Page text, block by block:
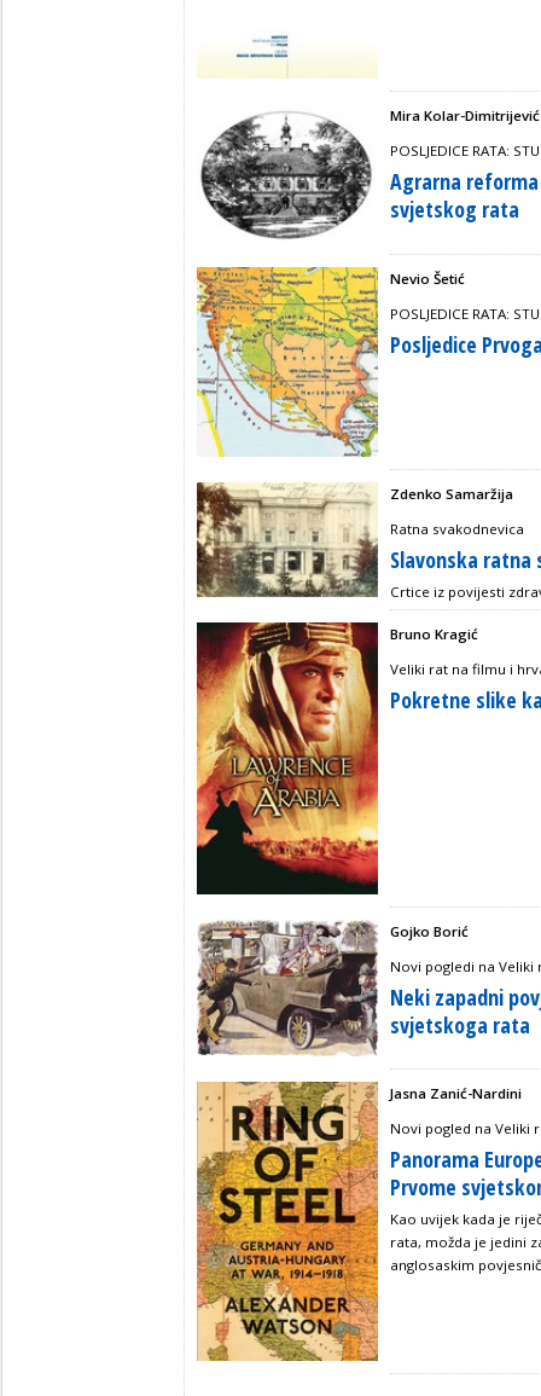
Mira Kolar-Dimitrijević
POSLJEDICE RATA:
Agrarna
svjetskog rata
Nevio Šetić
POSLJEDICE RATA:
Posljedice
Zdenko Samaržija
Ratna svakodnevica
Slavonska ratna
Crtice iz povijesti
Bruno Kragić
Veliki rat na filmu i
Pokretne slike
Gojko Borić
Novi pogledi na Veliki
Neki zapadni
svjetskoga rata
Jasna Zanić-Nardini
Novi pogled na Veliki
Panorama
Prvome
Kao uvijek kada je
rata, možda je jedini
anglosaskim